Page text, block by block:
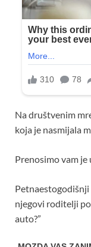
Na društvenim
koja je nasmijala
Prenosimo vam je
Petnaestogodišnji
njegovi roditelji
auto?”